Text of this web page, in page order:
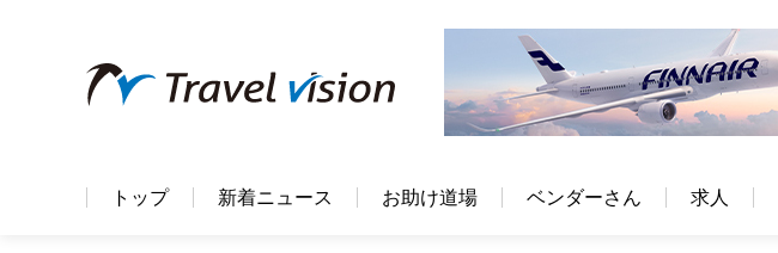
トップ 新着ニュース お助け道場 ベンダーさん 求人